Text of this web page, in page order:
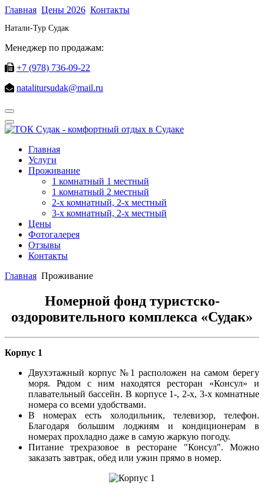
Главная Цены 2026 Контакты
Натали-Тур Судак
Менеджер по продажам:
+7 (978) 736-09-22
natalitursudak@mail.ru
Главная
Услуги
Проживание
1 комнатный 1 местный
1 комнатный 2 местный
2-х комнатный, 2-х местный
3-х комнатный, 2-х местный
Цены
Фотогалерея
Отзывы
Контакты
Главная Проживание
Номерной фонд туристско-
оздоровительного комплекса «Судак»
Корпус 1
Двухэтажный корпус №1 расположен на самом берегу
моря. Рядом с ним находятся ресторан «Консул» и
плавательный бассейн. В корпусе 1-, 2-х, 3-х комнатные
номера со всеми удобствами.
В номерах есть холодильник, телевизор, телефон.
Благодаря большим лоджиям и кондиционерам в
номерах прохладно даже в самую жаркую погоду.
Питание трехразовое в ресторане "Консул". Можно
заказать завтрак, обед или ужин прямо в номер.